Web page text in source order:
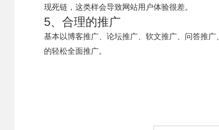
现死链，这类样会导致网站用户体验很差。
5、合理的推广
基本以博客推广、论坛推广、软文推广、问答推
的轻松全面推广。